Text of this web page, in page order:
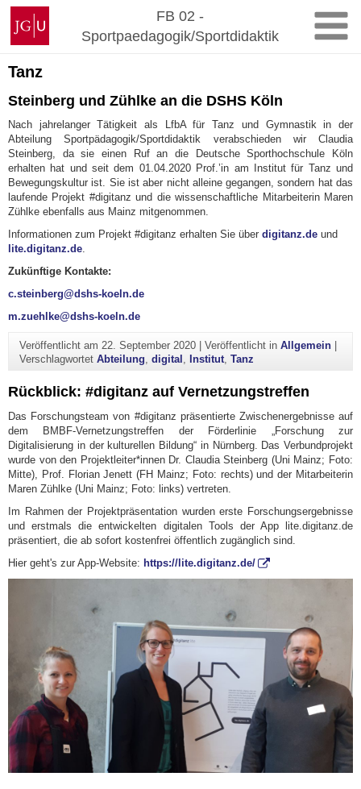
Zum
Inhalt
springen
Johannes
Gutenberg-
Universität
Mainz
FB 02 -
Sportpaedagogik/Sportdidaktik
Tanz
Steinberg und Zühlke an die DSHS Köln
Nach jahrelanger Tätigkeit als LfbA für Tanz und Gymnastik in der
Abteilung Sportpädagogik/Sportdidaktik verabschieden wir Claudia
Steinberg, da sie einen Ruf an die Deutsche Sporthochschule Köln
erhalten hat und seit dem 01.04.2020 Prof.’in am Institut für Tanz und
Bewegungskultur ist. Sie ist aber nicht alleine gegangen, sondern hat das
laufende Projekt #digitanz und die wissenschaftliche Mitarbeiterin Maren
Zühlke ebenfalls aus Mainz mitgenommen.
Informationen zum Projekt #digitanz erhalten Sie über digitanz.de und
lite.digitanz.de.
Zukünftige Kontakte:
c.steinberg@dshs-koeln.de
m.zuehlke@dshs-koeln.de
Veröffentlicht am 22. September 2020| Veröffentlicht in Allgemein|
Verschlagwortet Abteilung digital Institut, Tanz
Rückblick: #digitanz auf Vernetzungstreffen
Das Forschungsteam von #digitanz präsentierte Zwischenergebnisse auf
dem BMBF-Vernetzungstreffen der Förderlinie „Forschung zur
Digitalisierung in der kulturellen Bildung“ in Nürnberg. Das Verbundprojekt
wurde von den Projektleiter*innen Dr. Claudia Steinberg (Uni Mainz; Foto:
Mitte), Prof. Florian Jenett (FH Mainz; Foto: rechts) und der Mitarbeiterin
Maren Zühlke (Uni Mainz; Foto: links) vertreten.
Im Rahmen der Projektpräsentation wurden erste Forschungsergebnisse
und erstmals die entwickelten digitalen Tools der App lite.digitanz.de
präsentiert, die ab sofort kostenfrei öffentlich zugänglich sind.
Hier geht's zur App-Website: https://lite.digitanz.de/